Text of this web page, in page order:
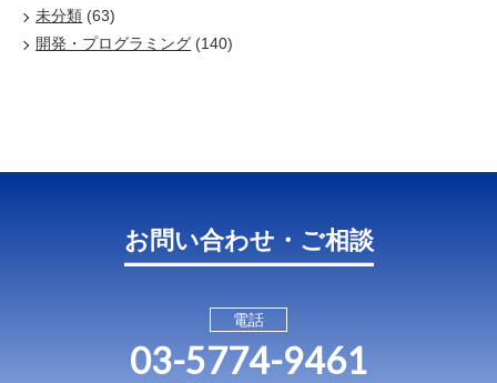
未分類 (63)
開発・プログラミング (140)
お問い合わせ・ご相談
電話
03-5774-9461